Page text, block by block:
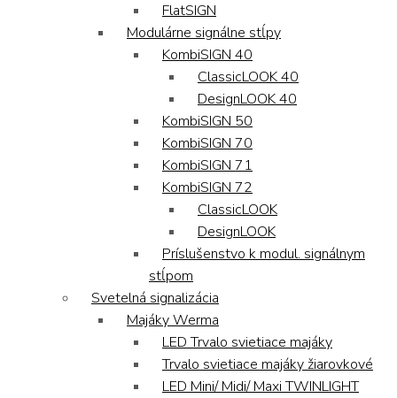
FlatSIGN
Modulárne signálne stĺpy
KombiSIGN 40
ClassicLOOK 40
DesignLOOK 40
KombiSIGN 50
KombiSIGN 70
KombiSIGN 71
KombiSIGN 72
ClassicLOOK
DesignLOOK
Príslušenstvo k modul. signálnym
stĺpom
Svetelná signalizácia
Majáky Werma
LED Trvalo svietiace majáky
Trvalo svietiace majáky žiarovkové
LED Mini/ Midi/ Maxi TWINLIGHT